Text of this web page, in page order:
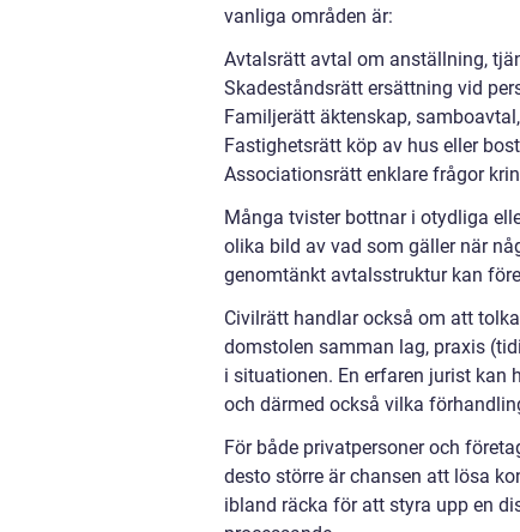
vanliga områden är:
Avtalsrätt avtal om anställning,
Skadeståndsrätt ersättning vid
Familjerätt äktenskap,
Fastighetsrätt köp av hus eller
Associationsrätt enklare frågor
Många tvister bottnar i otydliga
olika bild av vad som gäller när
genomtänkt avtalsstruktur kan
Civilrätt handlar också om att
domstolen samman lag, praxis
i situationen. En erfaren jurist kan
och därmed också vilka
För både privatpersoner och
desto större är chansen att lösa
ibland räcka för att styra upp en